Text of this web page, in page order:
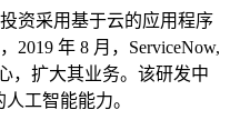
资采用基于云的应用程序
2019 年 8 月，ServiceNow,
，扩大其业务。该研发中
工智能能力。